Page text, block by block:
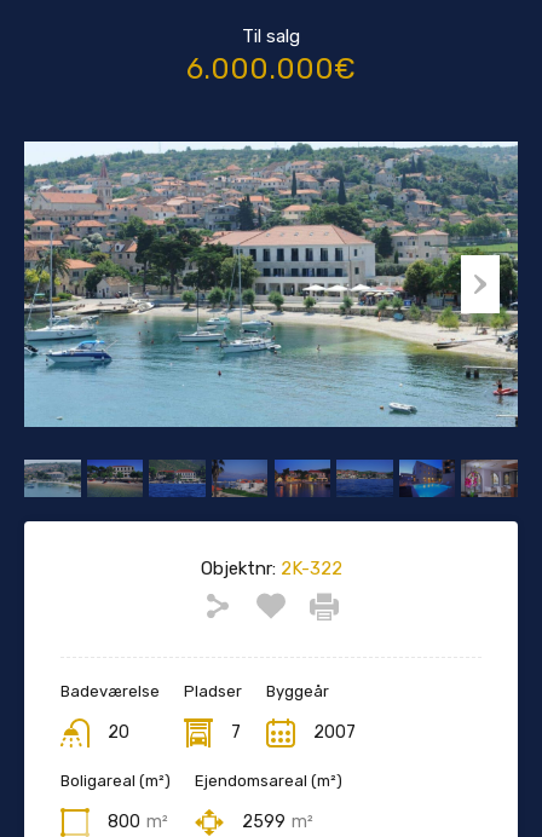
Til salg
6.000.000€
Objektnr:2K-322
Badeværelse
20
Pladser
7
Byggeår
2007
Boligareal (m²)
800 m²
Ejendomsareal (m²)
2599 m²